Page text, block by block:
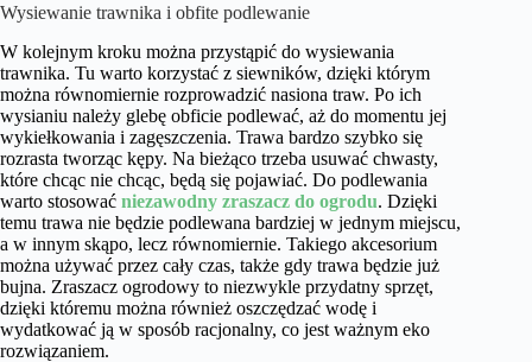
Wysiewanie trawnika i obfite podlewanie
W kolejnym kroku można przystąpić do wysiewania
trawnika. Tu warto korzystać z siewników, dzięki którym
można równomiernie rozprowadzić nasiona traw. Po ich
wysianiu należy glebę obficie podlewać, aż do momentu jej
wykiełkowania i zagęszczenia. Trawa bardzo szybko się
rozrasta tworząc kępy. Na bieżąco trzeba usuwać chwasty,
które chcąc nie chcąc, będą się pojawiać. Do podlewania
warto stosować niezawodny zraszacz do ogrodu. Dzięki
temu trawa nie będzie podlewana bardziej w jednym miejscu,
a w innym skąpo, lecz równomiernie. Takiego akcesorium
można używać przez cały czas, także gdy trawa będzie już
bujna. Zraszacz ogrodowy to niezwykle przydatny sprzęt,
dzięki któremu można również oszczędzać wodę i
wydatkować ją w sposób racjonalny, co jest ważnym eko
rozwiązaniem.